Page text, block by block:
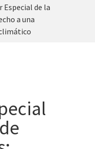
Especial de la
a una